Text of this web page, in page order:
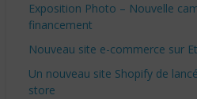
Exposition Photo – Nouvelle
financement
Nouveau site e-commerce sur
Un nouveau site Shopify de
store